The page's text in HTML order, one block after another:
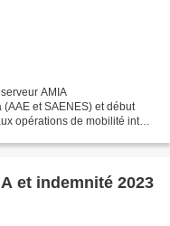
AMIA
et SAENES) et début
opérations de mobilité inter-
et indemnité 2023